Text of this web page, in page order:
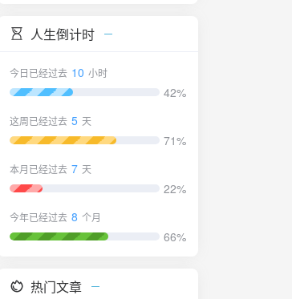
人生倒计时
今日已经过去 10 小时
42%
这周已经过去 5 天
71%
本月已经过去 7 天
22%
今年已经过去 8 个月
66%
热门文章